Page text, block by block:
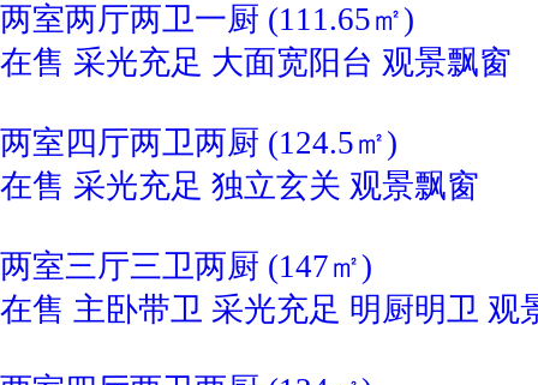
两室两厅两卫一厨 (111.65㎡)
在售 采光充足 大面宽阳台 观景飘窗
两室四厅两卫两厨 (124.5㎡)
在售 采光充足 独立玄关 观景飘窗
两室三厅三卫两厨 (147㎡)
在售 主卧带卫 采光充足 明厨明卫 观